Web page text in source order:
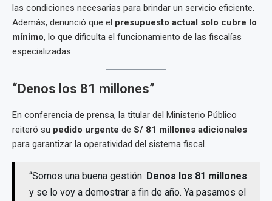
las condiciones necesarias para brindar un servicio eficiente.
Además, denunció que el presupuesto actual solo cubre lo
mínimo, lo que dificulta el funcionamiento de las fiscalías
especializadas.
“Denos los 81 millones”
En conferencia de prensa, la titular del Ministerio Público
reiteró su pedido urgente de S/ 81 millones adicionales
para garantizar la operatividad del sistema fiscal.
“Somos una buena gestión. Denos los 81 millones
y se lo voy a demostrar a fin de año. Ya pasamos el